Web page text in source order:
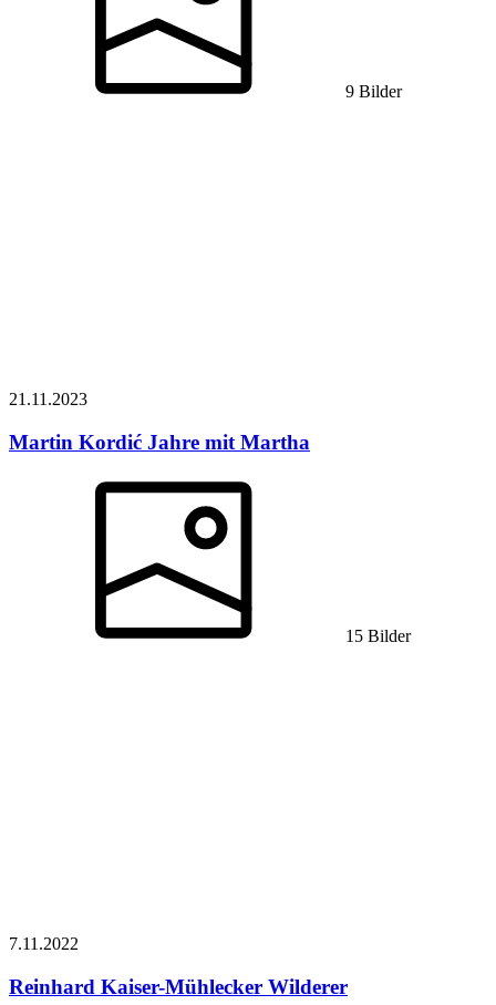
9 Bilder
21.11.2023
Martin Kordić Jahre mit Martha
15 Bilder
7.11.2022
Reinhard Kaiser-Mühlecker Wilderer